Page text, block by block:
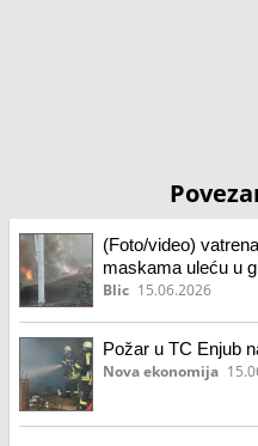
(Foto/video)
maskama uleću u
Novom Beogradu
Blic 15.06.2026
Požar u TC Enjub
Nova ekonomija